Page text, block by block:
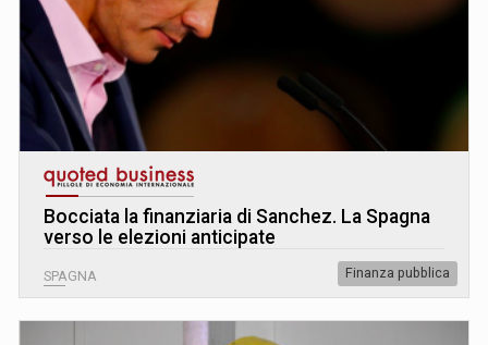
Bocciata la finanziaria di Sanchez. La Spagna
verso le elezioni anticipate
SPAGNA Finanza pubblica